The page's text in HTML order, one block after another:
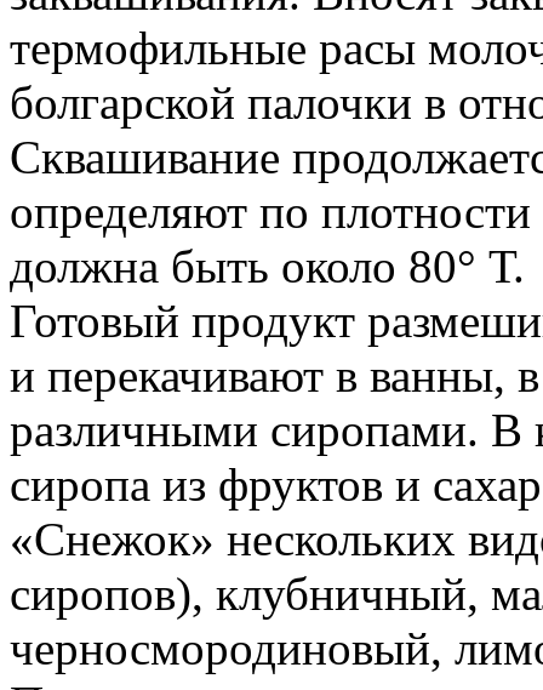
термофильные расы
болгарской палочки в
Сквашивание
определяют по плотности
должна быть около 80° Т.
Готовый продукт
и перекачивают в ванны,
различными сиропами. В
сиропа из фруктов и
«Снежок» нескольких
сиропов), клубничный,
черносмородиновый,